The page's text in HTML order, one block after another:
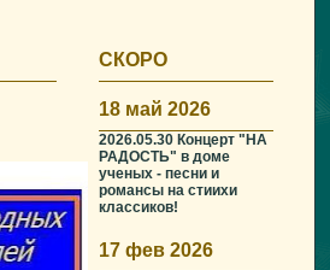
СКОРО
18 май 2026
2026.05.30 Концерт "НА
РАДОСТЬ" в доме
ученых - песни и
романсы на стиихи
классиков!
17 фев 2026